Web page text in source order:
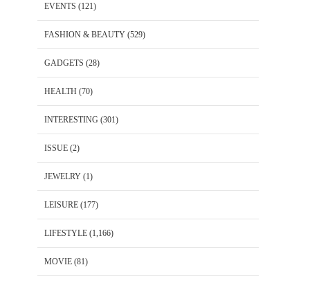
EVENTS (121)
FASHION & BEAUTY (529)
GADGETS (28)
HEALTH (70)
INTERESTING (301)
ISSUE (2)
JEWELRY (1)
LEISURE (177)
LIFESTYLE (1,166)
MOVIE (81)